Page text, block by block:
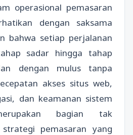
operasional pemasaran
dengan saksama
bahwa setiap perjalanan
sadar hingga tahap
dengan mulus tanpa
akses situs web,
dan keamanan sistem
bagian tak
pemasaran yang